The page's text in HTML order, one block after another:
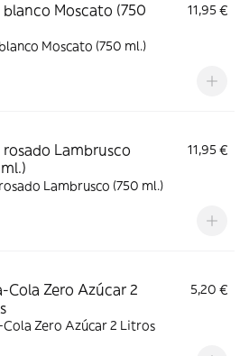
Moscato (750
11,95 €
Moscato (750 ml.)
Lambrusco
11,95 €
Lambrusco (750 ml.)
Cola Zero Azúcar 2
5,20 €
Cola Zero Azúcar 2 Litros